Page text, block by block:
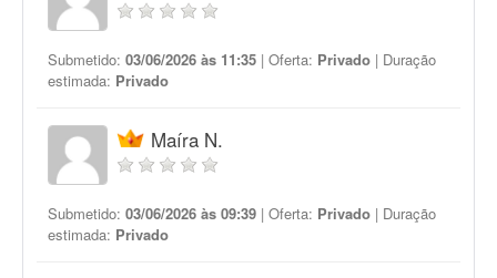
Submetido: 03/06/2026 às 11:35 | Oferta: Privado | Duração
estimada: Privado
Maíra N.
Submetido: 03/06/2026 às 09:39 | Oferta: Privado | Duração
estimada: Privado